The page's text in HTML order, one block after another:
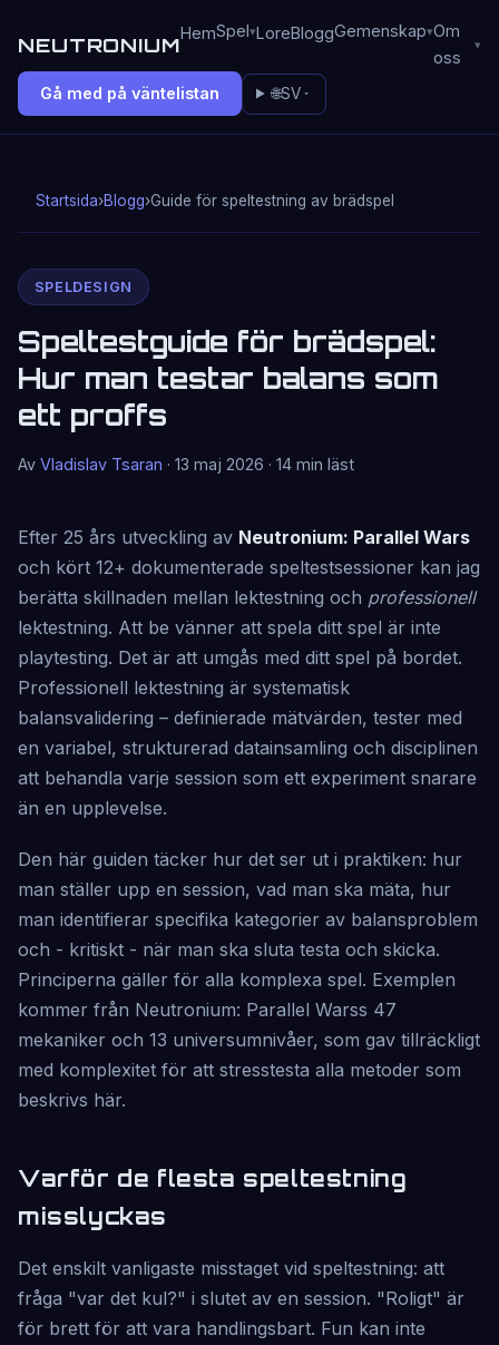
NEUTRONIUMHemSpel LoreBloggGemenskap Om
oss
Gå med på väntelistan
🌐SV
Startsida›Blogg›Guide för speltestning av brädspel
SPELDESIGN
Speltestguide för brädspel:
Hur man testar balans som
ett proffs
Av Vladislav Tsaran · 13 maj 2026 · 14 min läst
Efter 25 års utveckling av Neutronium: Parallel Wars
och kört 12+ dokumenterade speltestsessioner kan jag
berätta skillnaden mellan lektestning och professionell
lektestning. Att be vänner att spela ditt spel är inte
playtesting. Det är att umgås med ditt spel på bordet.
Professionell lektestning är systematisk
balansvalidering – definierade mätvärden, tester med
en variabel, strukturerad datainsamling och disciplinen
att behandla varje session som ett experiment snarare
än en upplevelse.
Den här guiden täcker hur det ser ut i praktiken: hur
man ställer upp en session, vad man ska mäta, hur
man identifierar specifika kategorier av balansproblem
och - kritiskt - när man ska sluta testa och skicka.
Principerna gäller för alla komplexa spel. Exemplen
kommer från Neutronium: Parallel Warss 47
mekaniker och 13 universumnivåer, som gav tillräckligt
med komplexitet för att stresstesta alla metoder som
beskrivs här.
Varför de flesta speltestning
misslyckas
Det enskilt vanligaste misstaget vid speltestning: att
fråga "var det kul?" i slutet av en session. "Roligt" är
för brett för att vara handlingsbart. Fun kan inte